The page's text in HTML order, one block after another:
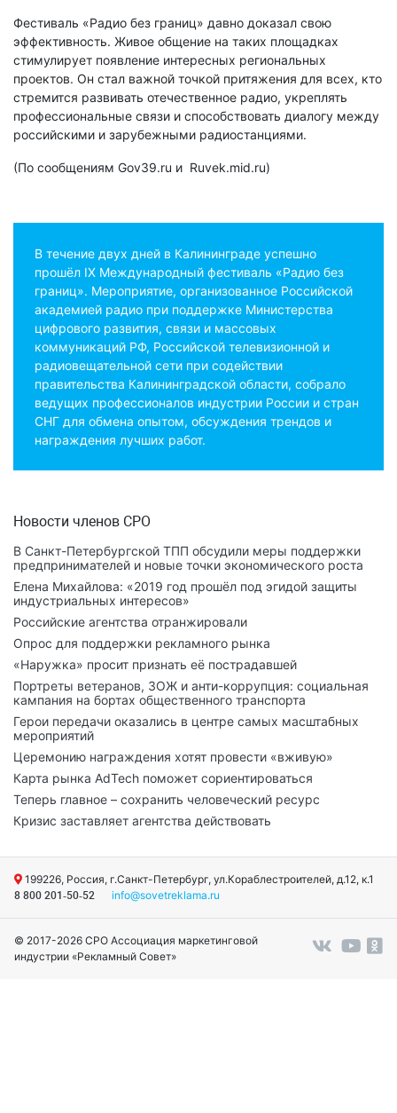
Фестиваль «Радио без границ» давно доказал свою
эффективность. Живое общение на таких площадках
стимулирует появление интересных региональных
проектов. Он стал важной точкой притяжения для всех, кто
стремится развивать отечественное радио, укреплять
профессиональные связи и способствовать диалогу между
российскими и зарубежными радиостанциями.
(По сообщениям Gov39.ru и Ruvek.mid.ru)
В течение двух дней в Калининграде успешно
прошёл IX Международный фестиваль «Радио без
границ». Мероприятие, организованное Российской
академией радио при поддержке Министерства
цифрового развития, связи и массовых
коммуникаций РФ, Российской телевизионной и
радиовещательной сети при содействии
правительства Калининградской области, собрало
ведущих профессионалов индустрии России и стран
СНГ для обмена опытом, обсуждения трендов и
награждения лучших работ.
Новости членов СРО
В Санкт-Петербургской ТПП обсудили меры поддержки
предпринимателей и новые точки экономического роста
Елена Михайлова: «2019 год прошёл под эгидой защиты
индустриальных интересов»
Российские агентства отранжировали
Опрос для поддержки рекламного рынка
«Наружка» просит признать её пострадавшей
Портреты ветеранов, ЗОЖ и анти-коррупция: социальная
кампания на бортах общественного транспорта
Герои передачи оказались в центре самых масштабных
мероприятий
Церемонию награждения хотят провести «вживую»
Карта рынка AdTech поможет сориентироваться
Теперь главное – сохранить человеческий ресурс
Кризис заставляет агентства действовать
199226, Россия, г.Санкт-Петербург, ул.Кораблестроителей, д.12, к.1
8 800 201-50-52 info@sovetreklama.ru
© 2017-2026 СРО Ассоциация маркетинговой
индустрии «Рекламный Совет»